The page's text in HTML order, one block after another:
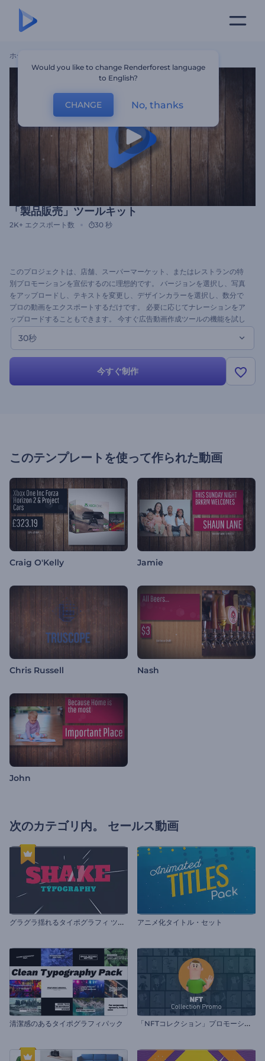
ホーム
「製品販売」ツールキット
2K+ エクスポート数 30 秒
このプロジェクトは、店舗、スーパーマーケット、またはレストランの特
別プロモーションを宣伝するのに理想的です。 バージョンを選択し、写真
をアップロードし、テキストを変更し、デザインカラーを選択し、数分で
プロの動画をエクスポートするだけです。 必要に応じてナレーションをア
ップロードすることもできます。 今すぐ広告動画作成ツールの機能を試し
てみてください。
30秒
今すぐ制作
このテンプレートを使って作られた動画
Craig O'Kelly Jamie
Chris Russell Nash
John
次のカテゴリ内。 セールス動画
グ
ラグラ揺れるタイポグラフィ ツールキット アニメ化タイトル・セット
清潔感のあるタイポグラフィパック 「
NFTコレクション」プロモーションビデオ
Would you like to change Renderforest language
to English?
CHANGE No, thanks